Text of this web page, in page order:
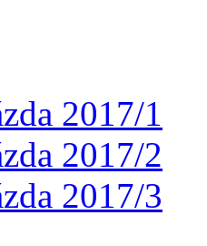
2017/1
2017/2
2017/3